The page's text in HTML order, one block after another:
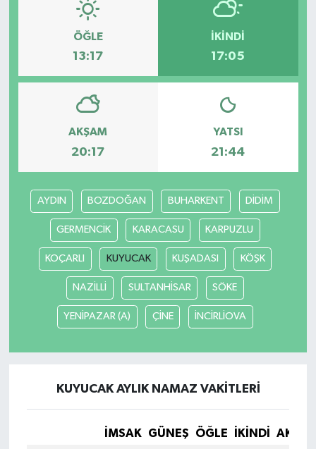
ÖĞLE
13:17
İKINDI
17:05
AKŞAM
20:17
YATSI
21:44
AYDIN BOZDOĞAN BUHARKENT DİDİM
GERMENCİK KARACASU KARPUZLU
KOÇARLI KUYUCAK KUŞADASI KÖŞK
NAZİLLİ SULTANHİSAR SÖKE
YENİPAZAR (A) ÇİNE İNCİRLİOVA
KUYUCAK AYLIK NAMAZ VAKITLERI
İMSAK GÜNEŞ ÖĞLE İKINDI